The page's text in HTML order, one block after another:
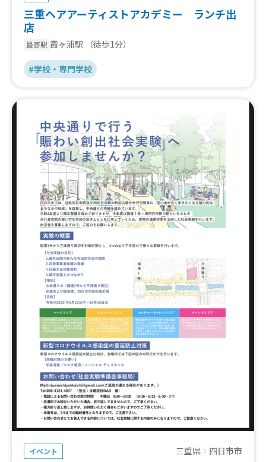
三重ヘアアーティストアカデミー ランチ出
店
最寄駅 霞ヶ浦駅 （徒歩1分）
#学校・専門学校
イベント 三重県 四日市市